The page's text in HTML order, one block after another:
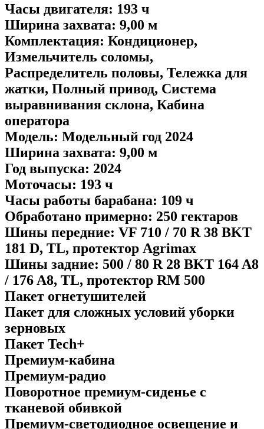
Часы двигателя: 193 ч
Ширина захвата: 9,00 м
Комплектация: Кондиционер,
Измельчитель соломы,
Распределитель половы, Тележка для
жатки, Полный привод, Система
выравнивания склона, Кабина
оператора
Модель: Модельный год 2024
Ширина захвата: 9,00 м
Год выпуска: 2024
Моточасы: 193 ч
Часы работы барабана: 109 ч
Обработано примерно: 250 гектаров
Шины передние: VF 710 / 70 R 38 BKT
181 D, TL, протектор Agrimax
Шины задние: 500 / 80 R 28 BKT 164 A8
/ 176 A8, TL, протектор RM 500
Пакет огнетушителей
Пакет для сложных условий уборки
зерновых
Пакет Tech+
Премиум-кабина
Премиум-радио
Поворотное премиум-сиденье с
тканевой обивкой
Премиум-светодиодное освещение и